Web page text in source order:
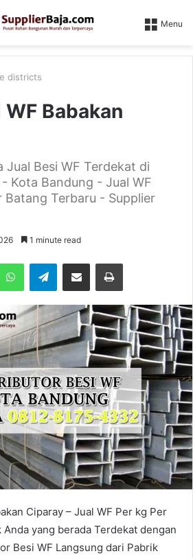
Menu
districts
Babakan
Jual Besi WF Terdekat di
Kota Bandung - Jual WF
Batang Terbaru - Supplier
1 minute read
WhatsAppTelegramShare via Email Print
Ciparay – Jual WF Per kg Per
yang berada Terdekat dengan
Besi WF Langsung dari Pabrik